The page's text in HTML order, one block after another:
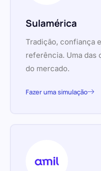
Sulamérica
Tradição, confiança
referência. Uma das
do mercado.
Fazer uma simulação